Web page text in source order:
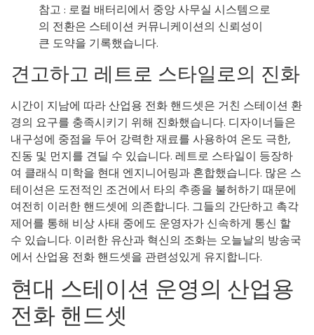
참고 : 로컬 배터리에서 중앙 사무실 시스템으로
의 전환은 스테이션 커뮤니케이션의 신뢰성이
큰 도약을 기록했습니다.
견고하고 레트로 스타일로의 진화
시간이 지남에 따라 산업용 전화 핸드셋은 거친 스테이션 환
경의 요구를 충족시키기 위해 진화했습니다. 디자이너들은
내구성에 중점을 두어 강력한 재료를 사용하여 온도 극한,
진동 및 먼지를 견딜 수 있습니다. 레트로 스타일이 등장하
여 클래식 미학을 현대 엔지니어링과 혼합했습니다. 많은 스
테이션은 도전적인 조건에서 타의 추종을 불허하기 때문에
여전히 이러한 핸드셋에 의존합니다. 그들의 간단하고 촉각
제어를 통해 비상 사태 중에도 운영자가 신속하게 통신 할
수 있습니다. 이러한 유산과 혁신의 조화는 오늘날의 방송국
에서 산업용 전화 핸드셋을 관련성있게 유지합니다.
현대 스테이션 운영의 산업용
전화 핸드셋